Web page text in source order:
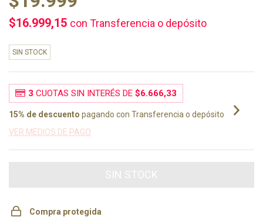
$16.999,15 con Transferencia o depósito
SIN STOCK
3 CUOTAS SIN INTERÉS DE $6.666,33
15% de descuento pagando con Transferencia o depósito
VER MEDIOS DE PAGO
Compra protegida